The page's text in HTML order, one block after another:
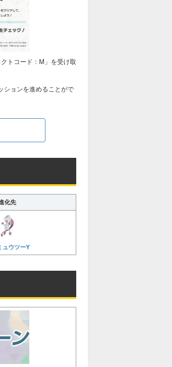
トコード：M」を受け取
ションを進めることがで
化先
ュウツーY